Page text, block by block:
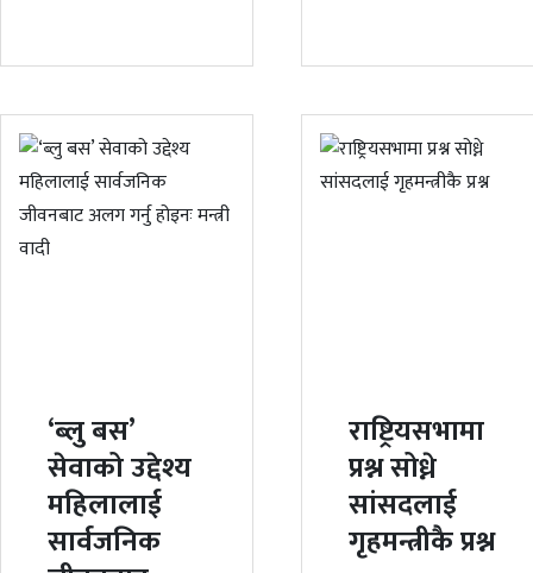
‘ब्लु बस’
सेवाको उद्देश्य
महिलालाई
सार्वजनिक
राष्ट्रियसभामा
प्रश्न सोध्ने
सांसदलाई
गृहमन्त्रीकै प्रश्न